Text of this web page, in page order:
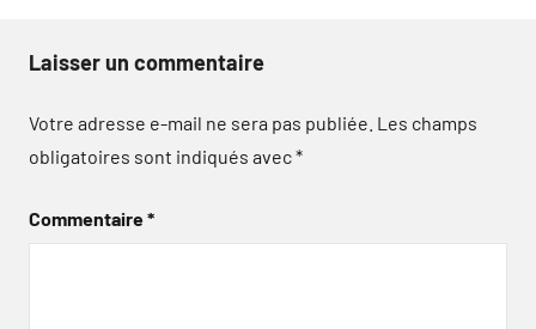
Laisser un commentaire
Votre adresse e-mail ne sera pas publiée. Les champs
obligatoires sont indiqués avec*
Commentaire*